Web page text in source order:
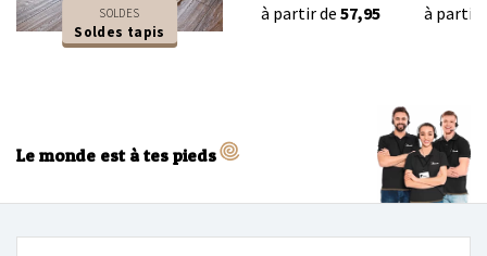
SOLDES
Soldes tapis
à partir de 57,95 à partir
Le monde est à tes pieds